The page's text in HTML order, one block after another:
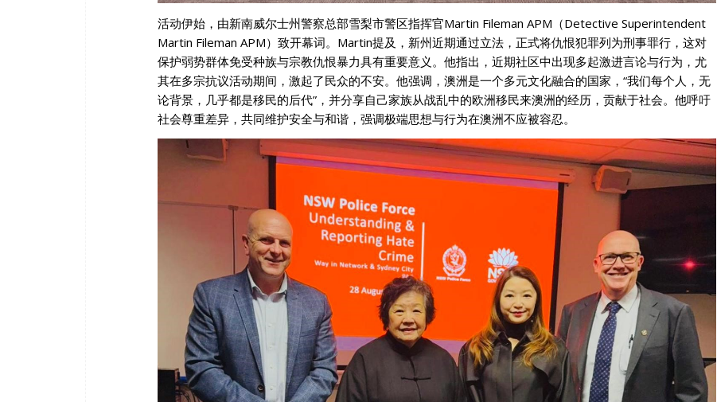
活动伊始，由新南威尔士州警察总部雪梨市警区指挥官Martin Fileman APM（Detective Superintendent
Martin Fileman APM）致开幕词。Martin提及，新州近期通过立法，正式将仇恨犯罪列为刑事罪行，这对
保护弱势群体免受种族与宗教仇恨暴力具有重要意义。他指出，近期社区中出现多起激进言论与行为，尤
其在多宗抗议活动期间，激起了民众的不安。他强调，澳洲是一个多元文化融合的国家，“我们每个人，无
论背景，几乎都是移民的后代”，并分享自己家族从战乱中的欧洲移民来澳洲的经历，贡献于社会。他呼吁
社会尊重差异，共同维护安全与和谐，强调极端思想与行为在澳洲不应被容忍。